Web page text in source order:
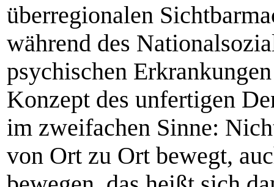
überregionalen
während des
psychischen
Konzept des unfertigen
im zweifachen Sinne:
von Ort zu Ort bewegt,